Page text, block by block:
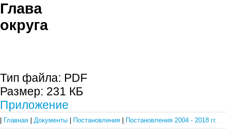
Глава
округа С.П.
Тип файла: PDF
Размер: 231 КБ
Приложение
Главная Документы Постановления Постановления 2004 - 2018 гг.